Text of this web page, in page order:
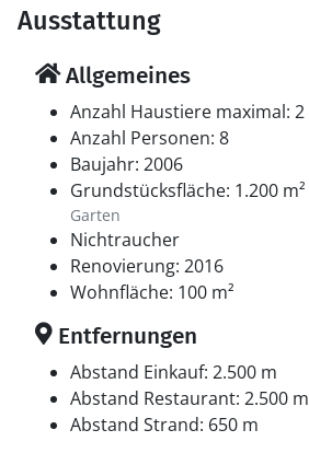
Ausstattung
Allgemeines
Anzahl Haustiere maximal: 2
Anzahl Personen: 8
Baujahr: 2006
Grundstücksfläche: 1.200 m²
Garten
Nichtraucher
Renovierung: 2016
Wohnfläche: 100 m²
Entfernungen
Abstand Einkauf: 2.500 m
Abstand Restaurant: 2.500 m
Abstand Strand: 650 m